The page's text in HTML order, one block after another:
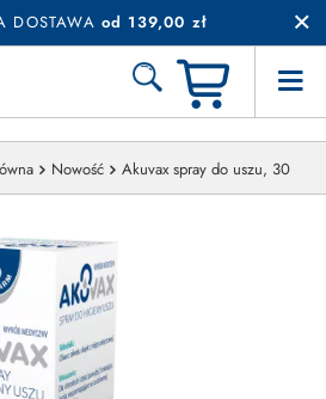
DOSTAWA od 139,00 zł
Nowość Akuvax spray do uszu, 30 ml